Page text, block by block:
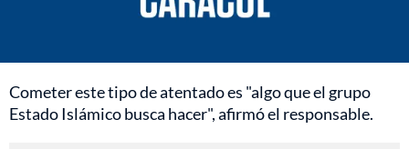
Cometer este tipo de atentado es "algo que el grupo
Estado Islámico busca hacer", afirmó el responsable.